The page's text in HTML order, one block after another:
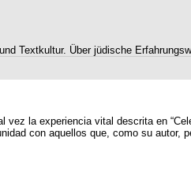
Textkultur. Über jüdische
vez la experiencia vital descrita en
con aquellos que, como su autor,